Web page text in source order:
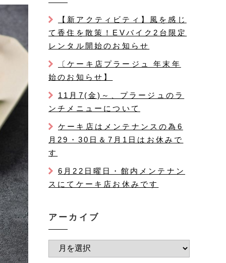
【新アクティビティ】風を感じ
て香住を散策！EVバイク2台限定
レンタル開始のお知らせ
〔ケーキ店プラージュ 年末年
始のお知らせ】
11月7(金)～、プラージュのラ
ンチメニューについて
ケーキ店はメンテナンスの為6
月29・30日＆7月1日はお休みで
す
6月22日曜日・館内メンテナン
スにてケーキ店お休みです
アーカイブ